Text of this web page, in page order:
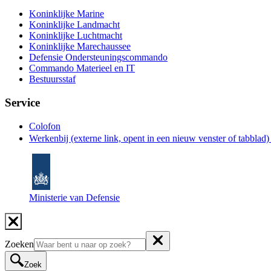
Koninklijke Marine
Koninklijke Landmacht
Koninklijke Luchtmacht
Koninklijke Marechaussee
Defensie Ondersteuningscommando
Commando Materieel en IT
Bestuursstaf
Service
Colofon
Werkenbij (externe link, opent in een nieuw venster of tabblad)
Ministerie van Defensie
Zoeken
Zoek